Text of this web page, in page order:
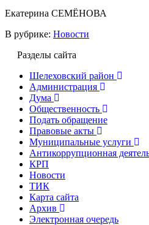
Екатерина СЕМЁНОВА
В рубрике: Новости
Разделы сайта
Шелеховский район
Администрация
Дума
Общественность
Подать обращение
Правовые акты
Муниципальные услуги
Антикоррупционная
КРП
Новости
ТИК
Карта сайта
Архив
Электронная очередь